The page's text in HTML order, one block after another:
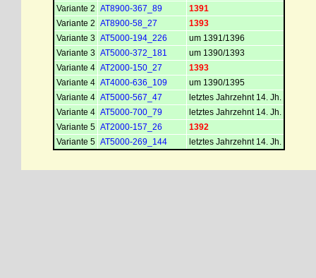
Variante 2 AT8900-367_89
1391
Variante 2 AT8900-58_27
1393
Variante 3 AT5000-194_226
um 1391/1396
Variante 3 AT5000-372_181
um 1390/1393
Variante 4 AT2000-150_27
1393
Variante 4 AT4000-636_109
um 1390/1395
Variante 4 AT5000-567_47
letztes Jahrzehnt 14. Jh.
Variante 4 AT5000-700_79
letztes Jahrzehnt 14. Jh.
Variante 5 AT2000-157_26
1392
Variante 5 AT5000-269_144 letztes Jahrzehnt 14. Jh.